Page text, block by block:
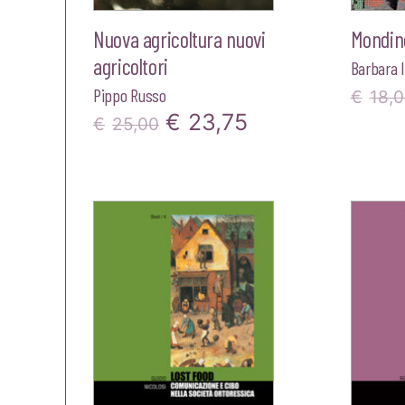
Nuova agricoltura nuovi
agricoltori
Pippo Russo
€ 25,00 Il
era:
€25,00.
€ 23,75
è:
€23,75.
Barbara
€